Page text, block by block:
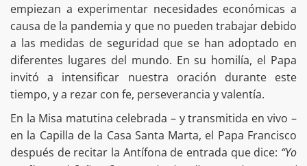
empiezan a experimentar necesidades económicas a
causa de la pandemia y que no pueden trabajar debido
a las medidas de seguridad que se han adoptado en
diferentes lugares del mundo. En su homilía, el Papa
invitó a intensificar nuestra oración durante este
tiempo, y a rezar con fe, perseverancia y valentía.
En la Misa matutina celebrada – y transmitida en vivo –
en la Capilla de la Casa Santa Marta, el Papa Francisco
después de recitar la Antífona de entrada que dice: “Yo